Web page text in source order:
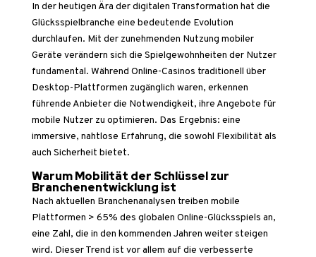
In der heutigen Ära der digitalen Transformation hat die
Glücksspielbranche eine bedeutende Evolution
durchlaufen. Mit der zunehmenden Nutzung mobiler
Geräte verändern sich die Spielgewohnheiten der Nutzer
fundamental. Während Online-Casinos traditionell über
Desktop-Plattformen zugänglich waren, erkennen
führende Anbieter die Notwendigkeit, ihre Angebote für
mobile Nutzer zu optimieren. Das Ergebnis: eine
immersive, nahtlose Erfahrung, die sowohl Flexibilität als
auch Sicherheit bietet.
Warum Mobilität der Schlüssel zur
Branchenentwicklung ist
Nach aktuellen Branchenanalysen treiben mobile
Plattformen > 65% des globalen Online-Glücksspiels an,
eine Zahl, die in den kommenden Jahren weiter steigen
wird. Dieser Trend ist vor allem auf die verbesserte